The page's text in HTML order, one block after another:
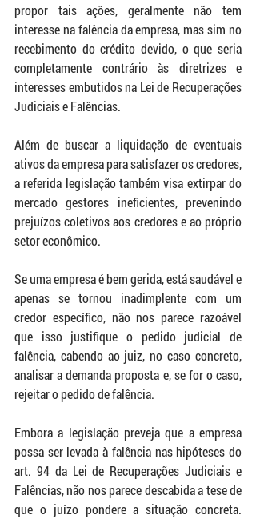
propor tais ações, geralmente não tem
interesse na falência da empresa, mas sim no
recebimento do crédito devido, o que seria
completamente contrário às diretrizes e
interesses embutidos na Lei de Recuperações
Judiciais e Falências.
Além de buscar a liquidação de eventuais
ativos da empresa para satisfazer os credores,
a referida legislação também visa extirpar do
mercado gestores ineficientes, prevenindo
prejuízos coletivos aos credores e ao próprio
setor econômico.
Se uma empresa é bem gerida, está saudável e
apenas se tornou inadimplente com um
credor específico, não nos parece razoável
que isso justifique o pedido judicial de
falência, cabendo ao juiz, no caso concreto,
analisar a demanda proposta e, se for o caso,
rejeitar o pedido de falência.
Embora a legislação preveja que a empresa
possa ser levada à falência nas hipóteses do
art. 94 da Lei de Recuperações Judiciais e
Falências, não nos parece descabida a tese de
que o juízo pondere a situação concreta.